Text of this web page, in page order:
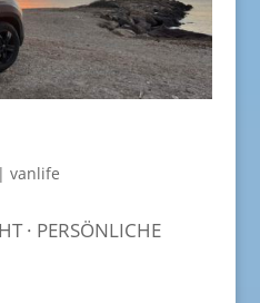
vanlife
· PERSÖNLICHE